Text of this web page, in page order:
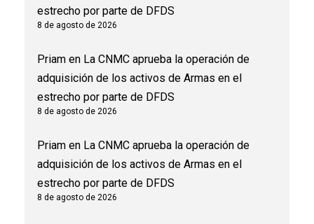
estrecho por parte de DFDS
8 de agosto de 2026
Priam en La CNMC aprueba la operación de
adquisición de los activos de Armas en el
estrecho por parte de DFDS
8 de agosto de 2026
Priam en La CNMC aprueba la operación de
adquisición de los activos de Armas en el
estrecho por parte de DFDS
8 de agosto de 2026